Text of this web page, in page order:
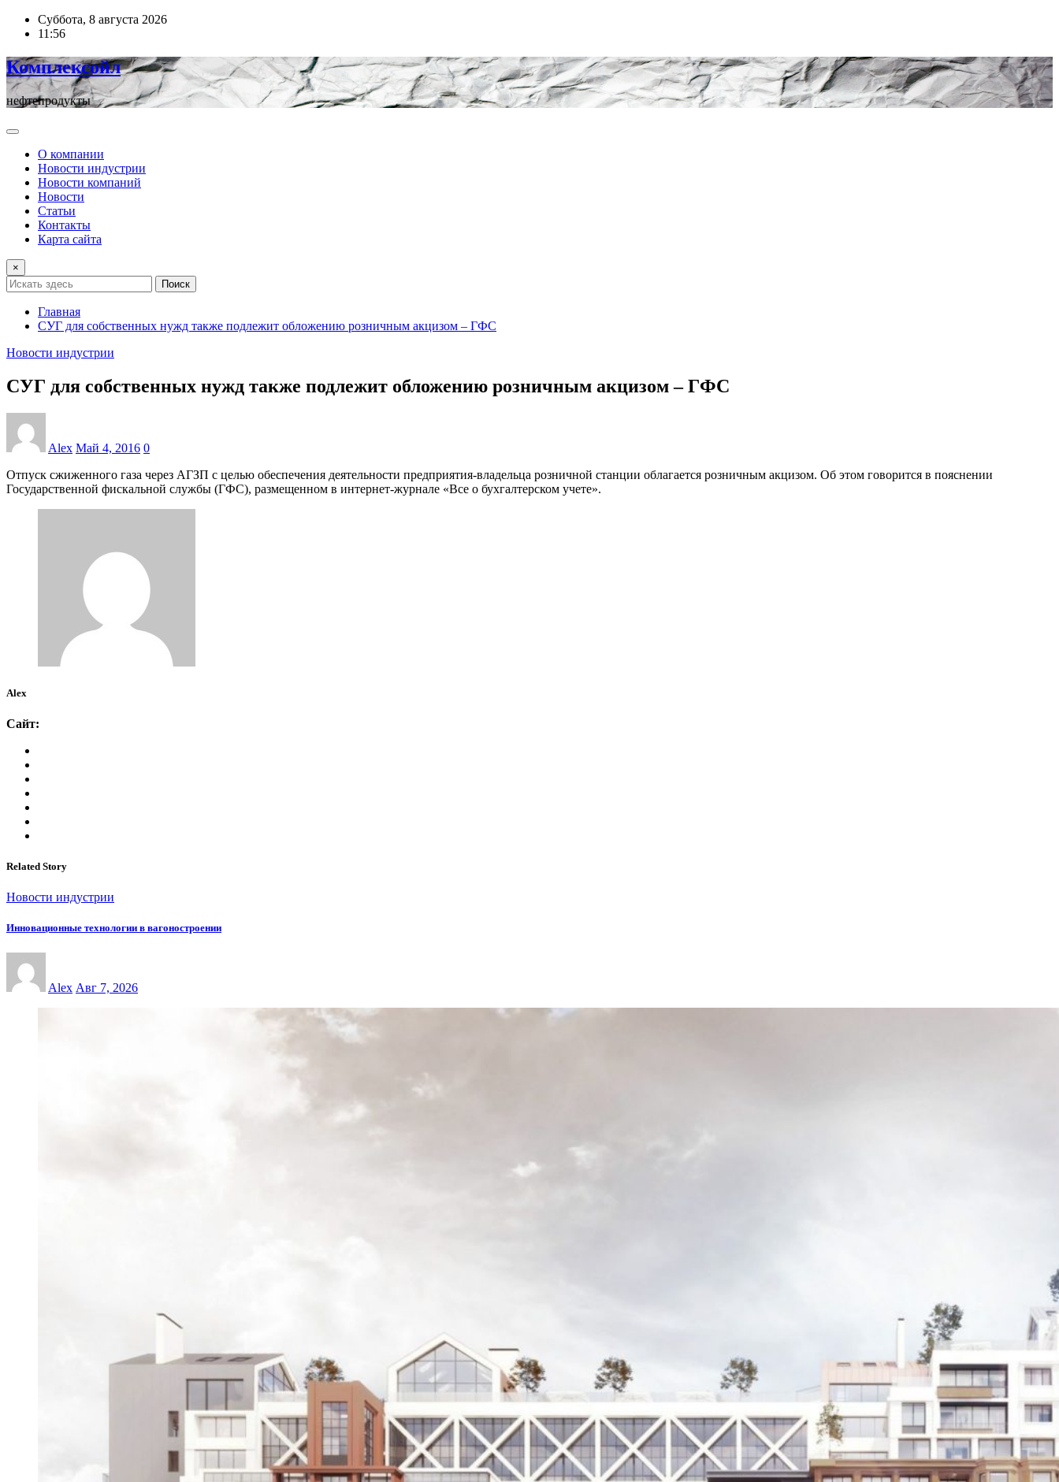
ПерейтиСуббота, 8 августа 2026
11:56
Комплексойл
нефтепродукты
О компании
Новости индустрии
Новости компаний
Новости
Статьи
Контакты
Карта сайта
×
Поиск
Главная
СУГ для собственных нужд также подлежит обложению розничным акцизом – ГФС
Новости индустрии
СУГ для собственных нужд также подлежит обложению розничным акцизом – ГФС
Alex Май 4, 2016 0
Отпуск сжиженного газа через АГЗП с целью обеспечения деятельности предприятия-владельца розничной станции облагается розничным акцизом. Об этом говорится в пояснении
Государственной фискальной службы (ГФС), размещенном в интернет-журнале «Все о бухгалтерском учете».
Alex
Сайт:
Related Story
Новости индустрии
Инновационные технологии в вагоностроении
Alex Авг 7, 2026